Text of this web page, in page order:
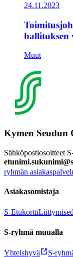
24.11.2023
hallituksen
Muut
Kymen Seudun
Sähköpostiosoitteet
ryhmän
Asiakasomistaja
S-Etukortti
S-ryhmä muualla
Yhteishyvä S-